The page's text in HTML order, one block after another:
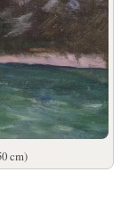
cm)